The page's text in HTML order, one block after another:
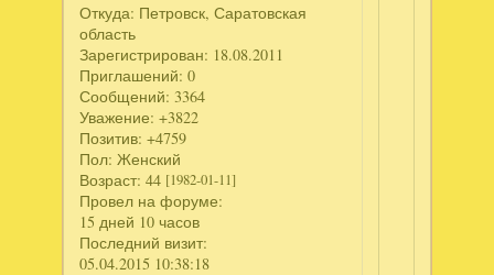
Откуда: Петровск, Саратовская
область
Зарегистрирован: 18.08.2011
Приглашений: 0
Сообщений: 3364
Уважение: +3822
Позитив: +4759
Пол: Женский
Возраст: 44 [1982-01-11]
Провел на форуме:
15 дней 10 часов
Последний визит:
05.04.2015 10:38:18